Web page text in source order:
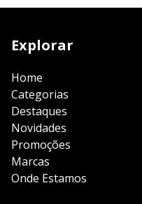
Explorar
Home
Categorias
Destaques
Novidades
Promoções
Marcas
Onde Estamos